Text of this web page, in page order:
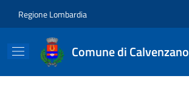
Regione Lombardia
Comune di Calvenzano